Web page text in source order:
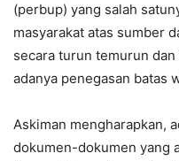
(perbup) yang salah
masyarakat atas sumber
secara turun temurun
adanya penegasan batas
Askiman mengharapkan,
dokumen-dokumen yang